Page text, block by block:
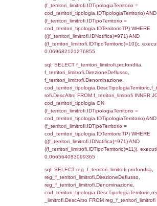
0.071504831314087
sql: SELECT
JOIN